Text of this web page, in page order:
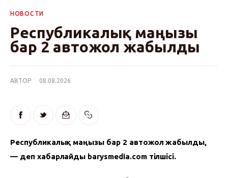
НОВОСТИ
Республикалық маңызы
бар 2 автожол жабылды
АВТОР 08.08.2026
Республикалық маңызы бар 2 автожол жабылды,
— деп хабарлайды barysmedia.com тілшісі.